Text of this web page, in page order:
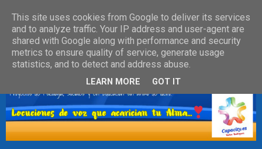
This site uses cookies from Google to deliver its services
and to analyze traffic. Your IP address and user-agent are
shared with Google along with performance and security
metrics to ensure quality of service, generate usage
statistics, and to detect and address abuse.
LEARN MORE GOT IT